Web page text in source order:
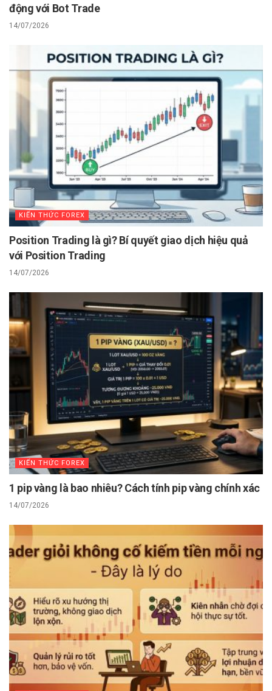
động với Bot Trade
14/07/2026
KIẾN THỨC FOREX
Position Trading là gì? Bí quyết giao dịch hiệu quả
với Position Trading
14/07/2026
KIẾN THỨC FOREX
1 pip vàng là bao nhiêu? Cách tính pip vàng chính xác
14/07/2026